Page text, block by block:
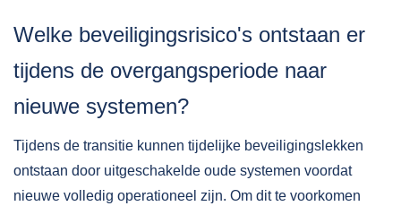
Welke beveiligingsrisico's ontstaan er
tijdens de overgangsperiode naar
nieuwe systemen?
Tijdens de transitie kunnen tijdelijke beveiligingslekken
ontstaan door uitgeschakelde oude systemen voordat
nieuwe volledig operationeel zijn. Om dit te voorkomen